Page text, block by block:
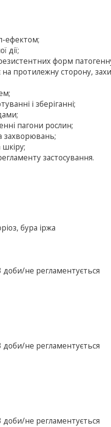
ефектом;
дії;
форм
на протилежну сторону,
і зберіганні;
пагони рослин;
захворювань;
застосування.
бура іржа
доби/не регламентується
доби/не регламентується
доби/не регламентується